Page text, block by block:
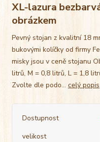
XL-lazura
obrázkem
Pevný stojan z kvalitní 18
bukovými kolíčky od firmy
misky jsou v ceně stojanu
litrů, M = 0,8 litrů, L = 1,8
Zvolte dle podo... celý popis
Dostupnost
velikost